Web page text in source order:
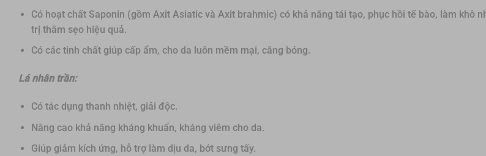
Có hoạt chất Saponin (gồm Axit Asiatic và Axit brahmic) có khả năng tái tạo, phục hồi tế bào, làm khô
trị thâm sẹo hiệu quả.
Có các tinh chất giúp cấp ẩm, cho da luôn mềm mại, căng bóng.
Lá nhân trần:
Có tác dụng thanh nhiệt, giải độc.
Nâng cao khả năng kháng khuẩn, kháng viêm cho da.
Giúp giảm kích ứng, hỗ trợ làm dịu da, bớt sưng tấy.